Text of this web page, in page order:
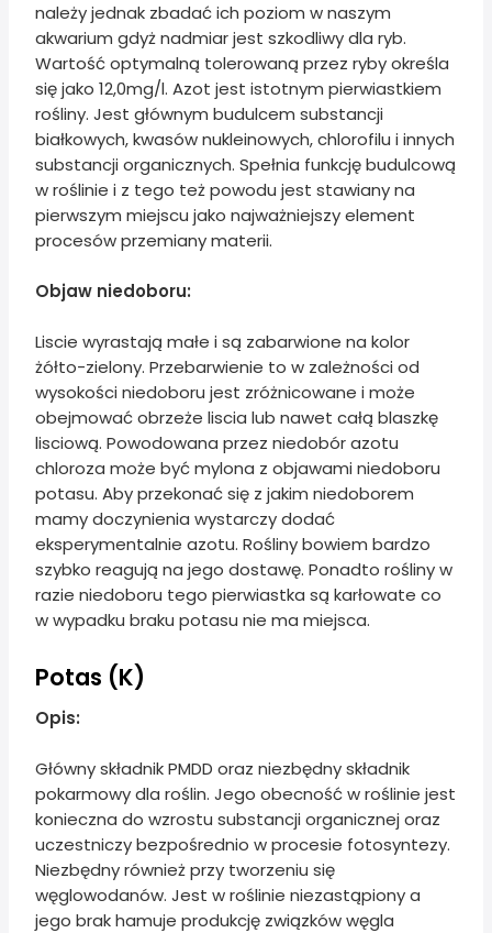
należy jednak zbadać ich poziom w naszym
akwarium gdyż nadmiar jest szkodliwy dla ryb.
Wartość optymalną tolerowaną przez ryby określa
się jako 12,0mg/l. Azot jest istotnym pierwiastkiem
rośliny. Jest głównym budulcem substancji
białkowych, kwasów nukleinowych, chlorofilu i innych
substancji organicznych. Spełnia funkcję budulcową
w roślinie i z tego też powodu jest stawiany na
pierwszym miejscu jako najważniejszy element
procesów przemiany materii.
Objaw niedoboru:
Liscie wyrastają małe i są zabarwione na kolor
żółto-zielony. Przebarwienie to w zależności od
wysokości niedoboru jest zróżnicowane i może
obejmować obrzeże liscia lub nawet całą blaszkę
lisciową. Powodowana przez niedobór azotu
chloroza może być mylona z objawami niedoboru
potasu. Aby przekonać się z jakim niedoborem
mamy doczynienia wystarczy dodać
eksperymentalnie azotu. Rośliny bowiem bardzo
szybko reagują na jego dostawę. Ponadto rośliny w
razie niedoboru tego pierwiastka są karłowate co
w wypadku braku potasu nie ma miejsca.
Potas (K)
Opis:
Główny składnik PMDD oraz niezbędny składnik
pokarmowy dla roślin. Jego obecność w roślinie jest
konieczna do wzrostu substancji organicznej oraz
uczestniczy bezpośrednio w procesie fotosyntezy.
Niezbędny również przy tworzeniu się
węglowodanów. Jest w roślinie niezastąpiony a
jego brak hamuje produkcję związków węgla